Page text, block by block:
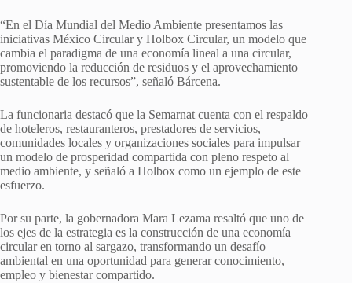
“En el Día Mundial del Medio Ambiente presentamos las
iniciativas México Circular y Holbox Circular, un modelo que
cambia el paradigma de una economía lineal a una circular,
promoviendo la reducción de residuos y el aprovechamiento
sustentable de los recursos”, señaló Bárcena.
La funcionaria destacó que la Semarnat cuenta con el respaldo
de hoteleros, restauranteros, prestadores de servicios,
comunidades locales y organizaciones sociales para impulsar
un modelo de prosperidad compartida con pleno respeto al
medio ambiente, y señaló a Holbox como un ejemplo de este
esfuerzo.
Por su parte, la gobernadora Mara Lezama resaltó que uno de
los ejes de la estrategia es la construcción de una economía
circular en torno al sargazo, transformando un desafío
ambiental en una oportunidad para generar conocimiento,
empleo y bienestar compartido.